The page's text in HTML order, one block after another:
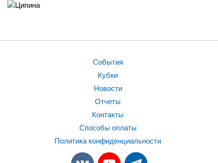
События
Кубки
Новости
Отчеты
Контакты
Способы оплаты
Политика конфиденциальности